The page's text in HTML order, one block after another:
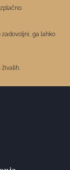
ga lahko
živalih.